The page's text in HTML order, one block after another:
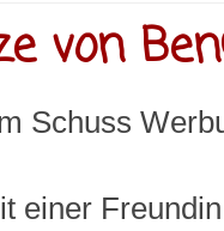
von
Schuss
einer